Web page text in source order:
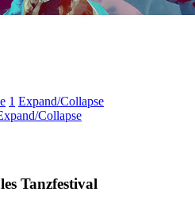
1 Expand/Collapse
Collapse
Tanzfestival